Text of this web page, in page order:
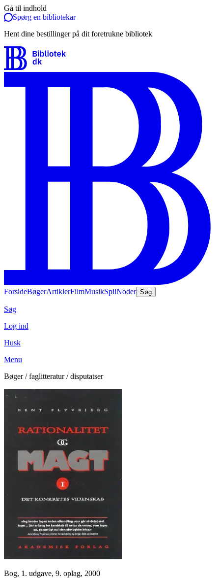
Gå til indhold
Spørg en bibliotekar
Hent dine bestillinger på dit foretrukne bibliotek
ForsideBøgerArtiklerFilmMusikSpilNoder Søg
Søg
Log ind
Husk
Menu
Bøger / faglitteratur / disputatser
Bog, 1. udgave, 9. oplag, 2000